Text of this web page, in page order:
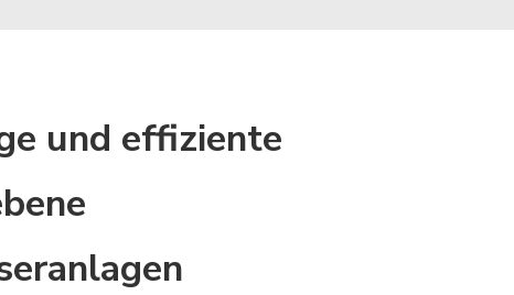
und effiziente